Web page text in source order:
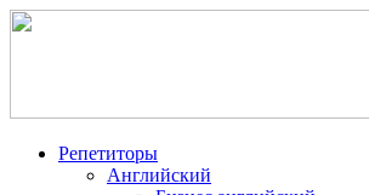
Репетиторы
Английский